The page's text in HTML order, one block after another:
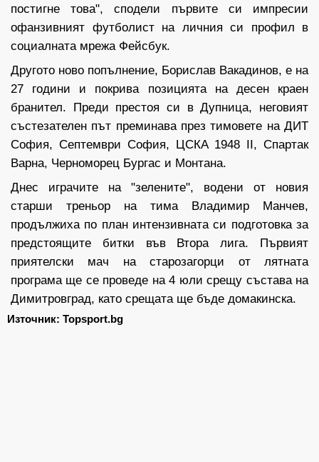
постигне това", сподели първите си импресии
офанзивният футболист на личния си профил в
социалната мрежа Фейсбук.
Другото ново попълнение, Борислав Вакадинов, е на
27 години и покрива позицията на десен краен
бранител. Преди престоя си в Дупница, неговият
състезателен път преминава през тимовете на ДИТ
София, Септември София, ЦСКА 1948 II, Спартак
Варна, Черноморец Бургас и Монтана.
Днес играчите на "зелените", водени от новия
старши треньор на тима Владимир Манчев,
продължиха по план интензивната си подготовка за
предстоящите битки във Втора лига. Първият
приятелски мач на старозагорци от лятната
програма ще се проведе на 4 юли срещу състава на
Димитровград, като срещата ще бъде домакинска.
Източник: Topsport.bg